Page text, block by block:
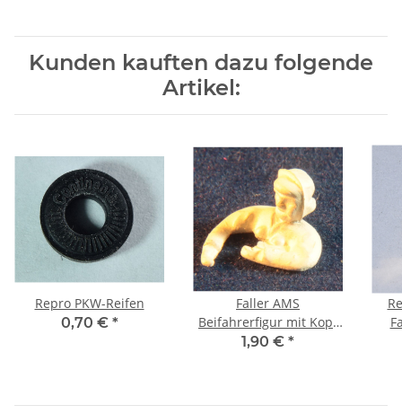
Kunden kauften dazu folgende
Artikel:
Repro PKW-Reifen
0,70 € *
Faller AMS
Beifahrerfigur mit Kopf
Repro weiß
1,90 € *